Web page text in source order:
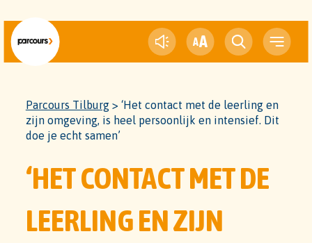
AA
Parcours Tilburg> ‘Het contact met de leerling en
zijn omgeving, is heel persoonlijk en intensief. Dit
doe je echt samen’
‘HET CONTACT MET DE
LEERLING EN ZIJN